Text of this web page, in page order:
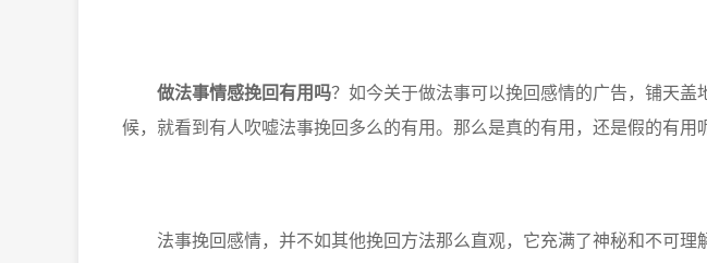
做法事情感挽回有用吗？如今关于做法事可以挽回感情的广告，铺天
候，就看到有人吹嘘法事挽回多么的有用。那么是真的有用，还是假的有用
法事挽回感情，并不如其他挽回方法那么直观，它充满了神秘和不可理